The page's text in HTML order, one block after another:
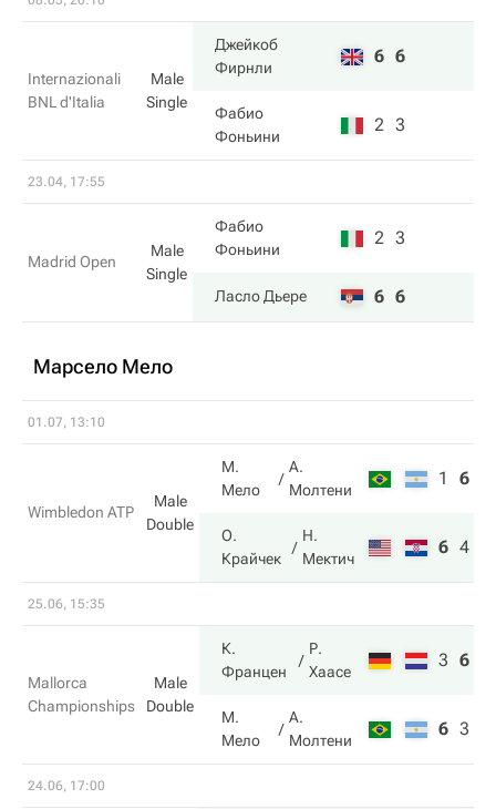
Internazionali
BNL d'Italia
Male
Single
Джейкоб
Фирнли
6 6
Фабио
Фоньини
2 3
23.04, 17:55
Madrid Open
Male
Single
Фабио
Фоньини
2 3
Ласло Дьере 6 6
Марсело Мело
01.07, 13:10
Wimbledon ATP
Male
Double
М.
Мело
А.
Молтени
1 6
О.
Крайчек
Н.
Мектич
6 4
25.06, 15:35
Mallorca
Championships
Male
Double
К.
Францен
Р.
Хаасе
3 6
М.
Мело
А.
Молтени
6 3
24.06, 17:00